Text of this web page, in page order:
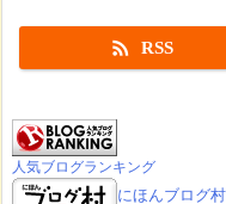
 RSS
人気ブログランキング
にほんブログ村